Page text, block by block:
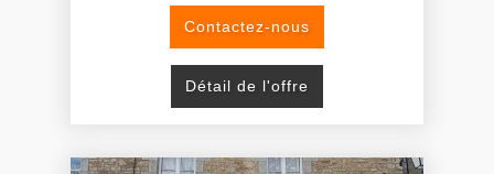
buanderie, séjour-salon avec cheminée
ouverte, WC ; à l'étage, couloir avec
placard-penderie, trois chambres, slle de
bains, WC, un rangemnt. Combles perdus
dessus.
Contactez-nous
Détail de l'offre